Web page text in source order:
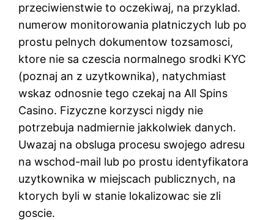
przeciwienstwie to oczekiwaj, na przyklad.
numerow monitorowania platniczych lub po
prostu pelnych dokumentow tozsamosci,
ktore nie sa czescia normalnego srodki KYC
(poznaj an z uzytkownika), natychmiast
wskaz odnosnie tego czekaj na All Spins
Casino. Fizyczne korzysci nigdy nie
potrzebuja nadmiernie jakkolwiek danych.
Uwazaj na obsluga procesu swojego adresu
na wschod-mail lub po prostu identyfikatora
uzytkownika w miejscach publicznych, na
ktorych byli w stanie lokalizowac sie zli
goscie.